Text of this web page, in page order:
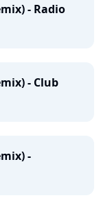
- Radio
- Club
-